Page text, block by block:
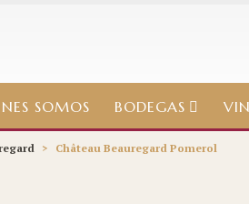
SOMOS BODEGAS
> Château Beauregard Pomerol